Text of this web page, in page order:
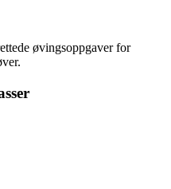
øvingsoppgaver for